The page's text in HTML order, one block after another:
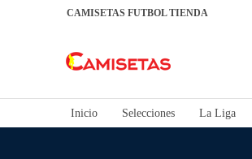
CAMISETAS FUTBOL TIENDA
Inicio Selecciones La Liga